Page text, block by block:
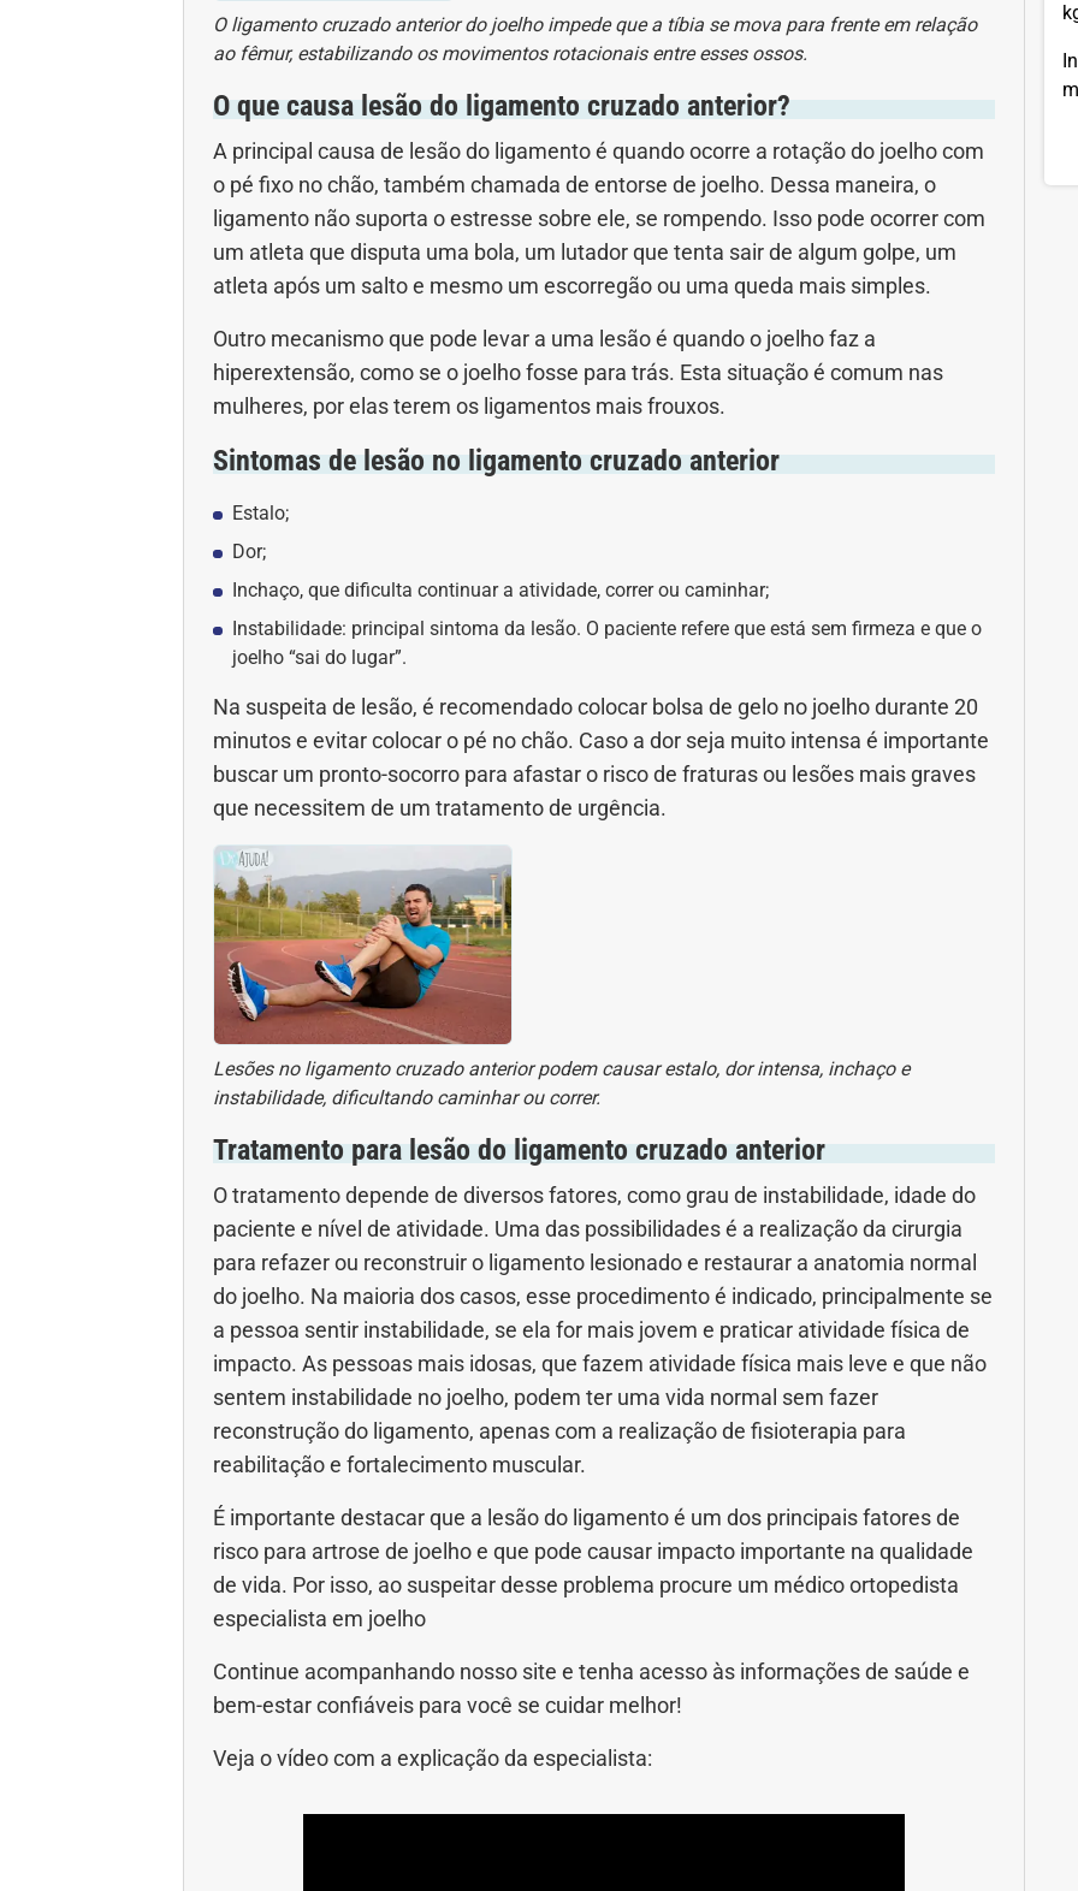
O ligamento cruzado anterior do joelho impede que a tíbia se mova para frente em relação
ao fêmur, estabilizando os movimentos rotacionais entre esses ossos.
O que causa lesão do ligamento cruzado anterior?
A principal causa de lesão do ligamento é quando ocorre a rotação do joelho com
o pé fixo no chão, também chamada de entorse de joelho. Dessa maneira, o
ligamento não suporta o estresse sobre ele, se rompendo. Isso pode ocorrer com
um atleta que disputa uma bola, um lutador que tenta sair de algum golpe, um
atleta após um salto e mesmo um escorregão ou uma queda mais simples.
Outro mecanismo que pode levar a uma lesão é quando o joelho faz a
hiperextensão, como se o joelho fosse para trás. Esta situação é comum nas
mulheres, por elas terem os ligamentos mais frouxos.
Sintomas de lesão no ligamento cruzado anterior
Estalo;
Dor;
Inchaço, que dificulta continuar a atividade, correr ou caminhar;
Instabilidade: principal sintoma da lesão. O paciente refere que está sem firmeza e que o
joelho “sai do lugar”.
Na suspeita de lesão, é recomendado colocar bolsa de gelo no joelho durante 20
minutos e evitar colocar o pé no chão. Caso a dor seja muito intensa é importante
buscar um pronto-socorro para afastar o risco de fraturas ou lesões mais graves
que necessitem de um tratamento de urgência.
Lesões no ligamento cruzado anterior podem causar estalo, dor intensa, inchaço e
instabilidade, dificultando caminhar ou correr.
Tratamento para lesão do ligamento cruzado anterior
O tratamento depende de diversos fatores, como grau de instabilidade, idade do
paciente e nível de atividade. Uma das possibilidades é a realização da cirurgia
para refazer ou reconstruir o ligamento lesionado e restaurar a anatomia normal
do joelho. Na maioria dos casos, esse procedimento é indicado, principalmente se
a pessoa sentir instabilidade, se ela for mais jovem e praticar atividade física de
impacto. As pessoas mais idosas, que fazem atividade física mais leve e que não
sentem instabilidade no joelho, podem ter uma vida normal sem fazer
reconstrução do ligamento, apenas com a realização de fisioterapia para
reabilitação e fortalecimento muscular.
É importante destacar que a lesão do ligamento é um dos principais fatores de
risco para artrose de joelho e que pode causar impacto importante na qualidade
de vida. Por isso, ao suspeitar desse problema procure um médico ortopedista
especialista em joelho
Continue acompanhando nosso site e tenha acesso às informações de saúde e
bem-estar confiáveis para você se cuidar melhor!
Veja o vídeo com a explicação da especialista: